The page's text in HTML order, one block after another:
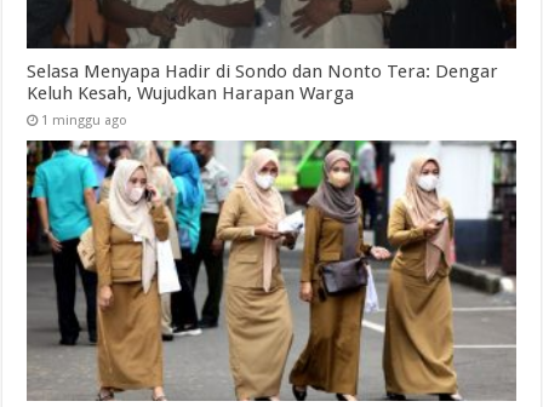
Selasa Menyapa Hadir di Sondo dan Nonto Tera: Dengar
Keluh Kesah, Wujudkan Harapan Warga
1 minggu ago